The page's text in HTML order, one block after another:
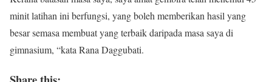
minit latihan ini berfungsi, yang boleh memberikan hasil yang
besar semasa membuat yang terbaik daripada masa saya di
gimnasium, “kata Rana Daggubati.